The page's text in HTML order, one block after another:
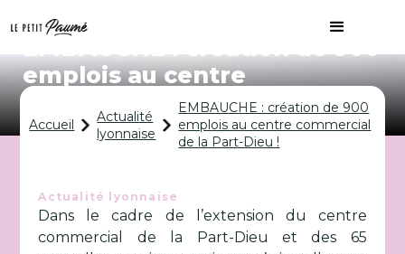
EMBAUCHE : création de 900
emplois au centre
commercial de la Part-Dieu !
Accueil
Actualité
lyonnaise
EMBAUCHE : création de 900
emplois au centre commercial
de la Part-Dieu !
Actualité lyonnaise
Dans le cadre de l’extension du centre
commercial de la Part-Dieu et des 65